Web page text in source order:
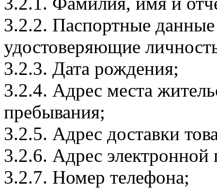
3.2.2. Паспортные
удостоверяющие
3.2.3. Дата рождения;
3.2.4. Адрес места
пребывания;
3.2.5. Адрес доставки
3.2.6. Адрес электронной
3.2.7. Номер телефона;